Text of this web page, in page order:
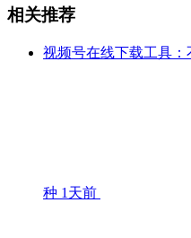
相关推荐
视频号在线下载工具
种 1天前